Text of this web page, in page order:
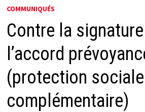
COMMUNIQUÉS
Contre la
l’accord
(protection sociale
complémentaire)